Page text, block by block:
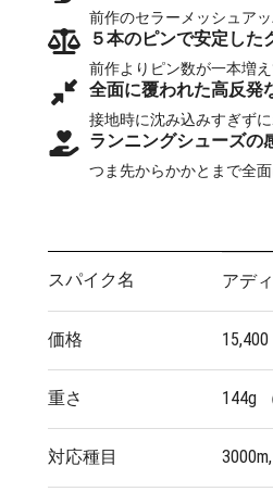
前作のセラーメッシュア
５本のピンで安定した
前作よりピン数が一本増
全面に覆われた高反発
接地時に沈み込みすぎず
ランニングシューズの
つま先からかかとまで全
スパイク名 アデ
価格
重さ 144g
対応種目